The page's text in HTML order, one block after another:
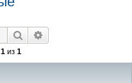
Поиск
1из 1